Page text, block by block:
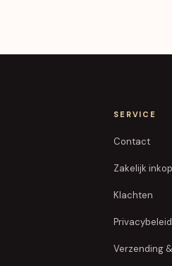
SERVICE
Contact
Zakelijk
Klachten
Privacybeleid
Verzending